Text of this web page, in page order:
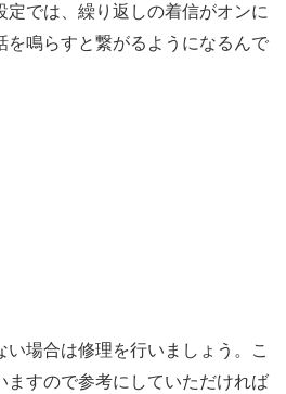
では、 繰り返しの着信がオンに
を鳴らすと繋がるようになるんで
い場合は修理を行いましょう。こ
ますので参考にしていただければ